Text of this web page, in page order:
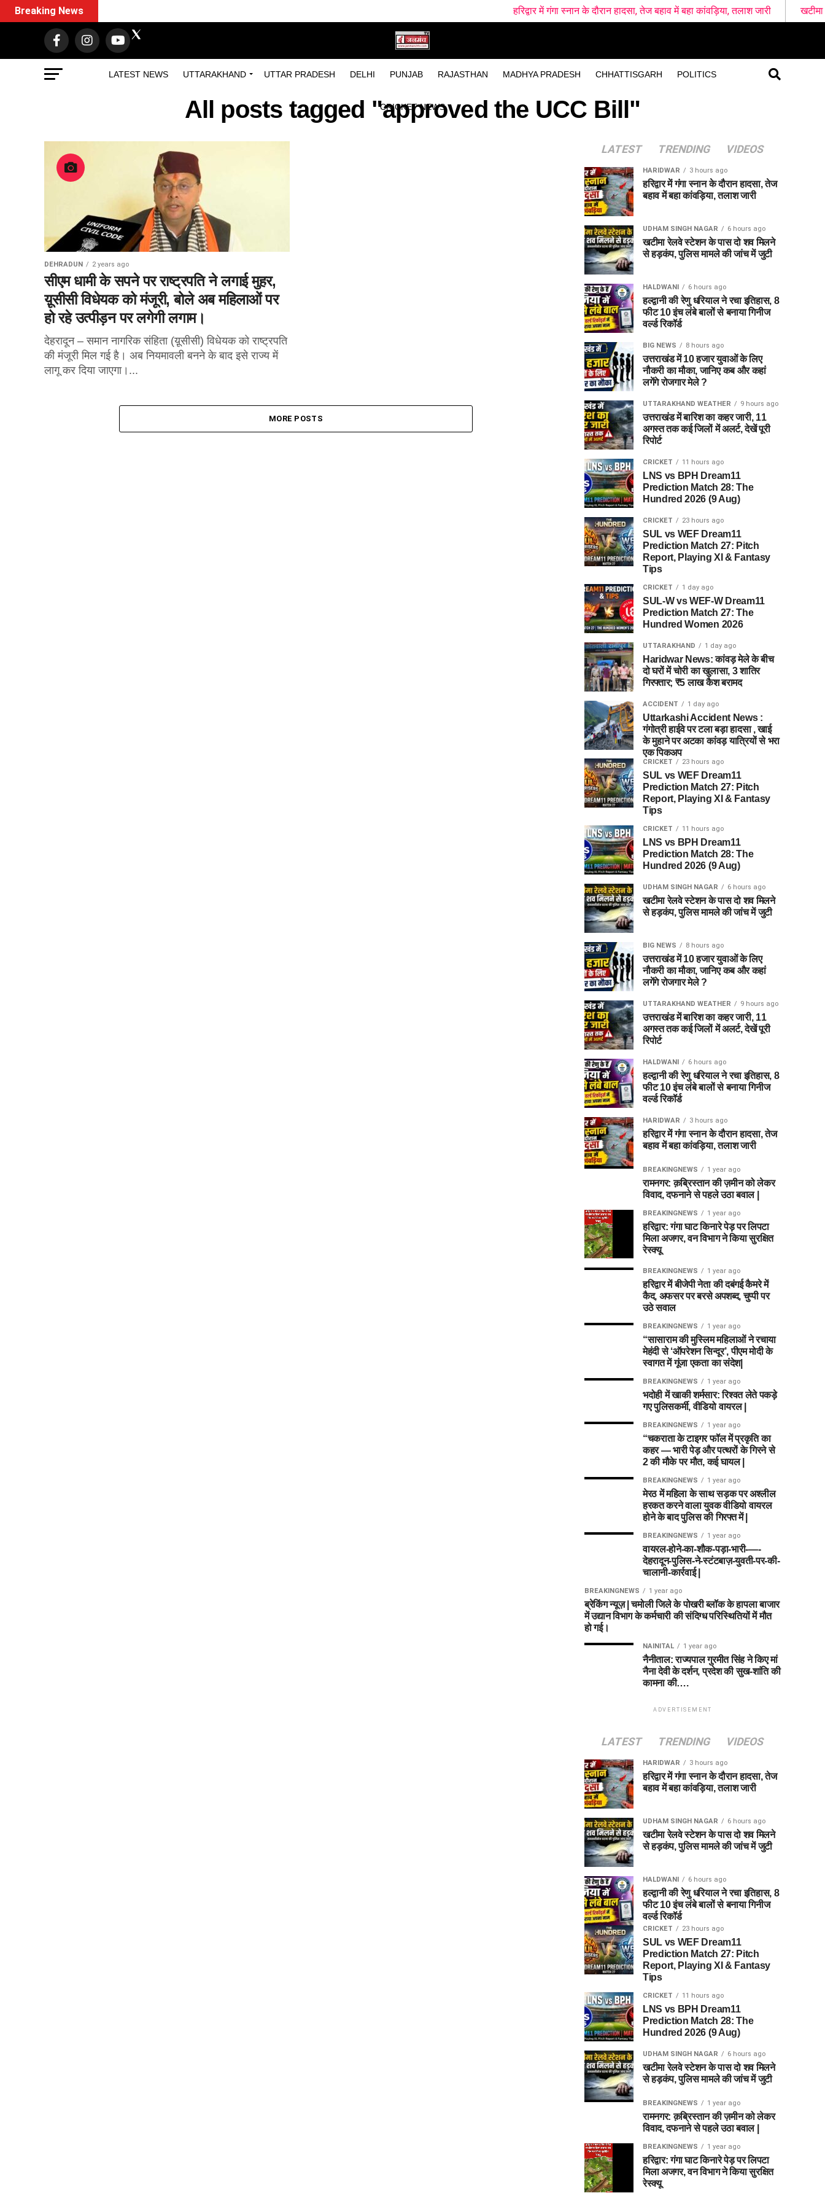
LATEST NEWS UTTARAKHAND UTTAR PRADESH DELHI PUNJAB RAJASTHAN MADHYA PRADESH CHHATTISGARH POLITICS
CRICKET NEWS
Breaking News हरिद्वार में गंगा स्नान के दौरान हादसा, तेज बहाव में बहा कांवड़िया, तलाश जारी खटीमा रेलवे स्टेशन
All posts tagged "approved the UCC Bill"
DEHRADUN 2 years ago
सीएम धामी के सपने पर राष्ट्रपति ने लगाई मुहर,
य़ूसीसी विधेयक को मंजूरी, बोले अब महिलाओं पर
हो रहे उत्पीड़न पर लगेगी लगाम।
देहरादून – समान नागरिक संहिता (य़ूसीसी) विधेयक को राष्ट्रपति
की मंजूरी मिल गई है। अब नियमावली बनने के बाद इसे राज्य में
लागू कर दिया जाएगा।...
MORE POSTS
LATEST TRENDING VIDEOS
HARIDWAR 3 hours ago
हरिद्वार में गंगा स्नान के दौरान हादसा, तेज
बहाव में बहा कांवड़िया, तलाश जारी
UDHAM SINGH NAGAR 6 hours ago
खटीमा रेलवे स्टेशन के पास दो शव मिलने
से हड़कंप, पुलिस मामले की जांच में जुटी
HALDWANI 6 hours ago
हल्द्वानी की रेणु धरियाल ने रचा इतिहास, 8
फीट 10 इंच लंबे बालों से बनाया गिनीज
वर्ल्ड रिकॉर्ड
BIG NEWS 8 hours ago
उत्तराखंड में 10 हजार युवाओं के लिए
नौकरी का मौका, जानिए कब और कहां
लगेंगे रोजगार मेले ?
UTTARAKHAND WEATHER 9 hours ago
उत्तराखंड में बारिश का कहर जारी, 11
अगस्त तक कई जिलों में अलर्ट, देखें पूरी
रिपोर्ट
CRICKET 11 hours ago
LNS vs BPH Dream11
Prediction Match 28: The
Hundred 2026 (9 Aug)
CRICKET 23 hours ago
SUL vs WEF Dream11
Prediction Match 27: Pitch
Report, Playing XI & Fantasy
Tips
CRICKET 1 day ago
SUL-W vs WEF-W Dream11
Prediction Match 27: The
Hundred Women 2026
UTTARAKHAND 1 day ago
Haridwar News: कांवड़ मेले के बीच
दो घरों में चोरी का खुलासा, 3 शातिर
गिरफ्तार; ₹5 लाख कैश बरामद
ACCIDENT 1 day ago
Uttarkashi Accident News :
गंगोत्री हाईवे पर टला बड़ा हादसा , खाई
के मुहाने पर अटका कांवड़ यात्रियों से भरा
एक पिकअप
CRICKET 23 hours ago
SUL vs WEF Dream11
Prediction Match 27: Pitch
Report, Playing XI & Fantasy
Tips
CRICKET 11 hours ago
LNS vs BPH Dream11
Prediction Match 28: The
Hundred 2026 (9 Aug)
UDHAM SINGH NAGAR 6 hours ago
खटीमा रेलवे स्टेशन के पास दो शव मिलने
से हड़कंप, पुलिस मामले की जांच में जुटी
BIG NEWS 8 hours ago
उत्तराखंड में 10 हजार युवाओं के लिए
नौकरी का मौका, जानिए कब और कहां
लगेंगे रोजगार मेले ?
UTTARAKHAND WEATHER 9 hours ago
उत्तराखंड में बारिश का कहर जारी, 11
अगस्त तक कई जिलों में अलर्ट, देखें पूरी
रिपोर्ट
HALDWANI 6 hours ago
हल्द्वानी की रेणु धरियाल ने रचा इतिहास, 8
फीट 10 इंच लंबे बालों से बनाया गिनीज
वर्ल्ड रिकॉर्ड
HARIDWAR 3 hours ago
हरिद्वार में गंगा स्नान के दौरान हादसा, तेज
बहाव में बहा कांवड़िया, तलाश जारी
BREAKINGNEWS 1 year ago
रामनगर: क़ब्रिस्तान की ज़मीन को लेकर
विवाद, दफनाने से पहले उठा बवाल |
BREAKINGNEWS 1 year ago
हरिद्वार: गंगा घाट किनारे पेड़ पर लिपटा
मिला अजगर, वन विभाग ने किया सुरक्षित
रेस्क्यू
BREAKINGNEWS 1 year ago
हरिद्वार में बीजेपी नेता की दबंगई कैमरे में
कैद, अफसर पर बरसे अपशब्द, चुप्पी पर
उठे सवाल
BREAKINGNEWS 1 year ago
“सासाराम की मुस्लिम महिलाओं ने रचाया
मेहंदी से ‘ऑपरेशन सिन्दूर’, पीएम मोदी के
स्वागत में गूंजा एकता का संदेश|
BREAKINGNEWS 1 year ago
भदोही में खाकी शर्मसार: रिश्वत लेते पकड़े
गए पुलिसकर्मी, वीडियो वायरल |
BREAKINGNEWS 1 year ago
“चकराता के टाइगर फॉल में प्रकृति का
कहर — भारी पेड़ और पत्थरों के गिरने से
2 की मौके पर मौत, कई घायल |
BREAKINGNEWS 1 year ago
मेरठ में महिला के साथ सड़क पर अश्लील
हरकत करने वाला युवक वीडियो वायरल
होने के बाद पुलिस की गिरफ्त में |
BREAKINGNEWS 1 year ago
वायरल-होने-का-शौक-पड़ा-भारी-—-
देहरादून-पुलिस-ने-स्टंटबाज़-युवती-पर-की-
चालानी-कार्रवाई |
BREAKINGNEWS 1 year ago
ब्रेकिंग न्यूज़ | चमोली जिले के पोखरी ब्लॉक के हापला बाजार
में उद्यान विभाग के कर्मचारी की संदिग्ध परिस्थितियों में मौत
हो गई।
NAINITAL 1 year ago
नैनीताल: राज्यपाल गुरमीत सिंह ने किए मां
नैना देवी के दर्शन, प्रदेश की सुख-शांति की
कामना की….
ADVERTISEMENT
LATEST TRENDING VIDEOS
HARIDWAR 3 hours ago
हरिद्वार में गंगा स्नान के दौरान हादसा, तेज
बहाव में बहा कांवड़िया, तलाश जारी
UDHAM SINGH NAGAR 6 hours ago
खटीमा रेलवे स्टेशन के पास दो शव मिलने
से हड़कंप, पुलिस मामले की जांच में जुटी
HALDWANI 6 hours ago
हल्द्वानी की रेणु धरियाल ने रचा इतिहास, 8
फीट 10 इंच लंबे बालों से बनाया गिनीज
वर्ल्ड रिकॉर्ड
CRICKET 23 hours ago
SUL vs WEF Dream11
Prediction Match 27: Pitch
Report, Playing XI & Fantasy
Tips
CRICKET 11 hours ago
LNS vs BPH Dream11
Prediction Match 28: The
Hundred 2026 (9 Aug)
UDHAM SINGH NAGAR 6 hours ago
खटीमा रेलवे स्टेशन के पास दो शव मिलने
से हड़कंप, पुलिस मामले की जांच में जुटी
BREAKINGNEWS 1 year ago
रामनगर: क़ब्रिस्तान की ज़मीन को लेकर
विवाद, दफनाने से पहले उठा बवाल |
BREAKINGNEWS 1 year ago
हरिद्वार: गंगा घाट किनारे पेड़ पर लिपटा
मिला अजगर, वन विभाग ने किया सुरक्षित
रेस्क्यू